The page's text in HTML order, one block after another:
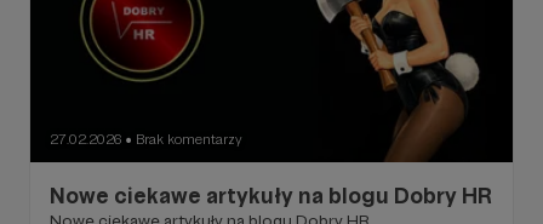
27.02.2026 ● Brak komentarzy
Nowe ciekawe artykuły na blogu Dobry HR